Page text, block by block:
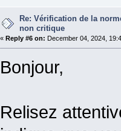
Re: Vérification de la
non critique
« Reply #6 on: December 04, 2024,
Bonjour,
Relisez